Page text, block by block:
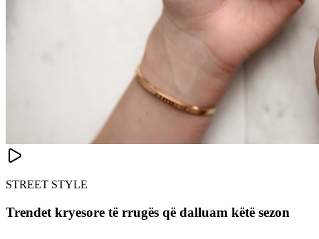
STREET STYLE
Trendet kryesore të rrugës që dalluam këtë sezon